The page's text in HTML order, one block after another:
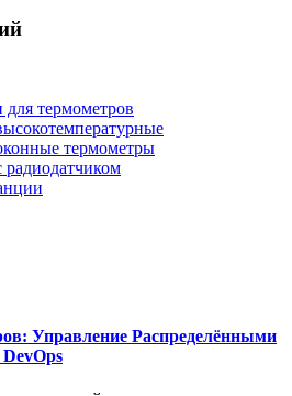
для термометров
термометры
Управление Распределёнными